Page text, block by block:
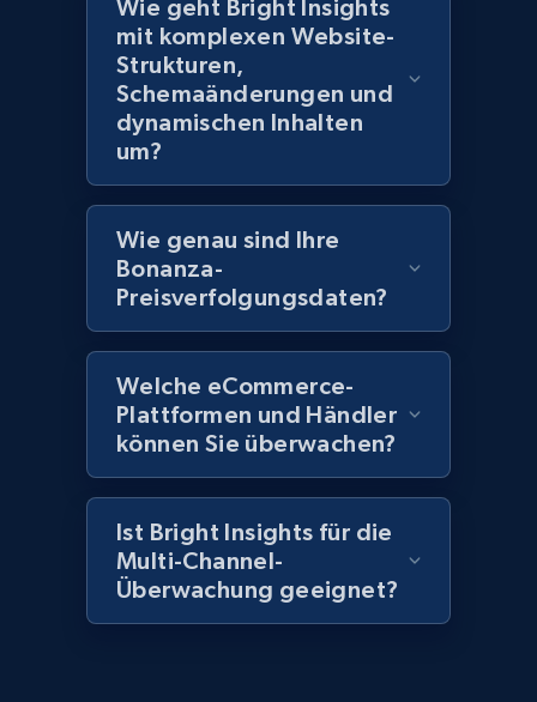
products by best sellers category URL
Title, Seller name, Brand, Description, Initial
price, Currency, Availability, Reviews count, and
2.1K+ 375+ Jetzt anfangen
Amazon products global dataset - Collect
Amazon products by seller URL
Title, Seller name, Brand, Description, Initial
price, Currency, Availability, Reviews count, and
2.1K+ 375+ Jetzt anfangen
Amazon products global dataset - Collect
products from Brands URLs
Wie geht Bright Insights
mit komplexen Website-
Strukturen,
Schemaänderungen und
dynamischen Inhalten
um?
Wie genau sind Ihre
Bonanza-
Preisverfolgungsdaten?
Welche eCommerce-
Plattformen und Händler
können Sie überwachen?
Ist Bright Insights für die
Multi-Channel-
Überwachung geeignet?